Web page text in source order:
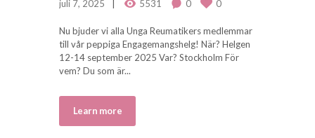
juli 7, 2025 5531 0 0
Nu bjuder vi alla Unga Reumatikers medlemmar
till vår peppiga Engagemangshelg! När? Helgen
12-14 september 2025 Var? Stockholm För
vem? Du som är...
Learn more